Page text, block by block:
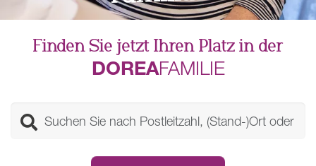
Finden Sie jetzt Ihren Platz in der
DOREAFAMILIE